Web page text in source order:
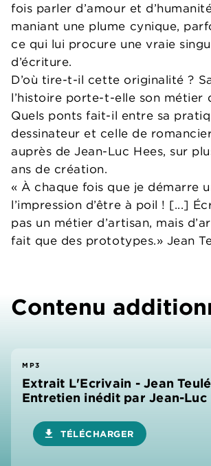
fois parler d’amour et
maniant une plume cynique,
ce qui lui procure une vraie
d’écriture.
D’où tire-t-il cette originalité ?
l’histoire porte-t-elle son métier
Quels ponts fait-il entre sa
dessinateur et celle de
auprès de Jean-Luc Hees, sur
ans de création.
« À chaque fois que je démarre
l’impression d’être à poil ! [...]
pas un métier d’artisan, mais
fait que des prototypes.» Jean
Contenu
MP3
Extrait L'Ecrivain - Jean
Entretien inédit par Jean-Luc
download TÉLÉCHARGER